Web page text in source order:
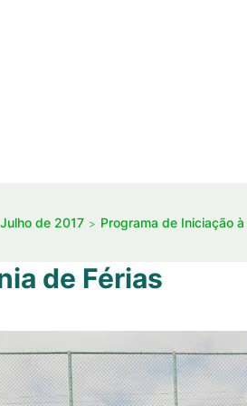
Julho de 2017 Programa de Iniciação
de Férias